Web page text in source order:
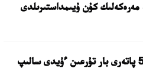
مەرەكەلىك كۇن ۇيىمداستىرىلدى
قالقامان-2 شاعىن اۋدانىندا 594 پاتەرى بار تۇرعىن ءۇيدى سالىپ